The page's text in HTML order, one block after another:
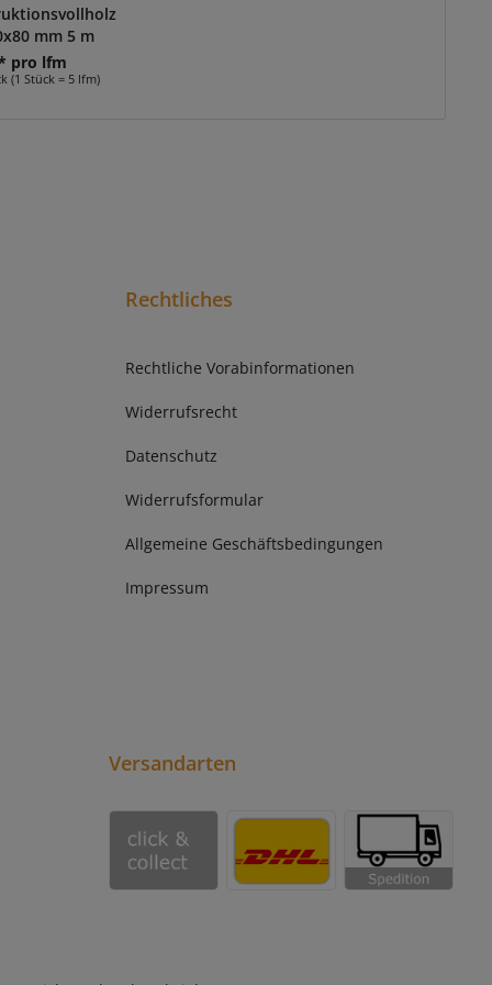
mm 5 m
pro lfm
(1 Stück = 5 lfm)
Rechtliches
Rechtliche Vorabinformationen
Widerrufsrecht
Datenschutz
Widerrufsformular
Allgemeine Geschäftsbedingungen
Impressum
Versandarten